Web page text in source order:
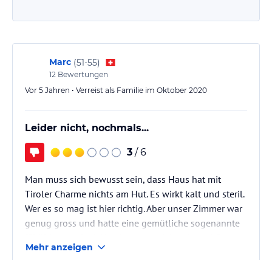
Marc (51-55)
12 Bewertungen
Vor 5 Jahren • Verreist als Familie im Oktober 2020
Leider nicht, nochmals...
3 / 6
Man muss sich bewusst sein, dass Haus hat mit
Tiroler Charme nichts am Hut. Es wirkt kalt und steril.
Wer es so mag ist hier richtig. Aber unser Zimmer war
genug gross und hatte eine gemütliche sogenannte
Aussicht bietet. Der Service wenn überhaupt
Mehr anzeigen